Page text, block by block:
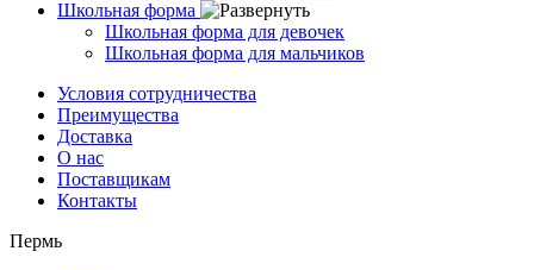
Школьная форма
Школьная форма для девочек
Школьная форма для мальчиков
Условия сотрудничества
Преимущества
Доставка
О нас
Поставщикам
Контакты
Пермь